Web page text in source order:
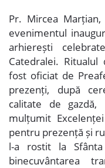
Pr. Mircea
evenimentul
arhierești
Catedralei.
fost oficiat de
prezenți, după
calitate de gazdă,
mulțumit
pentru prezență și
l-a rostit la
binecuvântarea